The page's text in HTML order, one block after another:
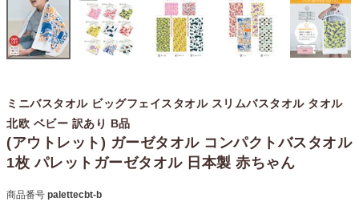
ミニバスタオル ビッグフェイスタオル スリムバスタオル タオル
北欧 ベビー 訳あり B品
(アウトレット) ガーゼタオル コンパクトバスタオル
1枚 パレットガーゼタオル 日本製 赤ちゃん
商品番号 palettecbt-b